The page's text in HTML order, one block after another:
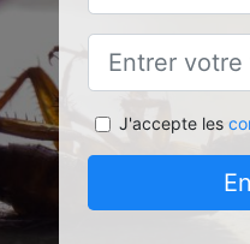
J'accepte les